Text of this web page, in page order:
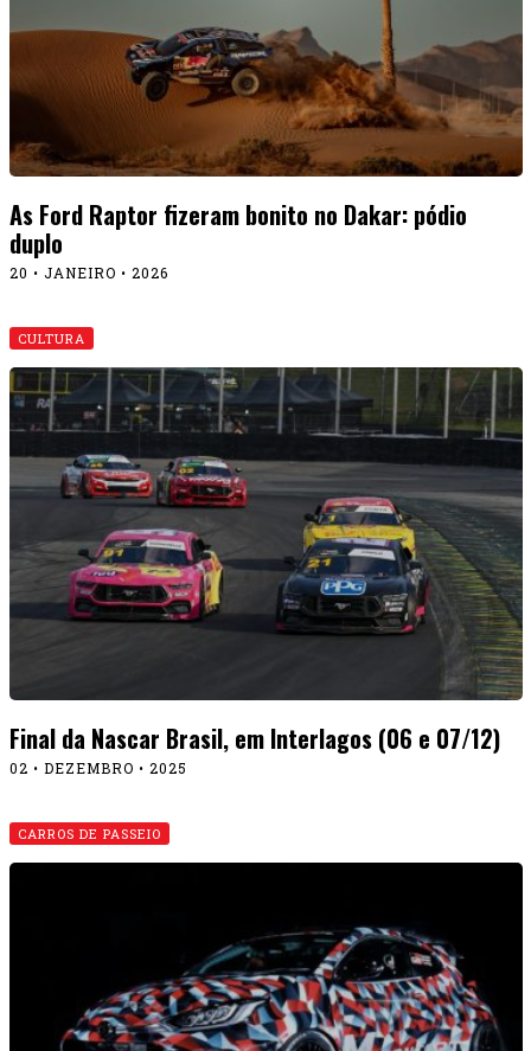
As Ford Raptor fizeram bonito no Dakar: pódio
duplo
20 • JANEIRO • 2026
CULTURA
Final da Nascar Brasil, em Interlagos (06 e 07/12)
02 • DEZEMBRO • 2025
CARROS DE PASSEIO